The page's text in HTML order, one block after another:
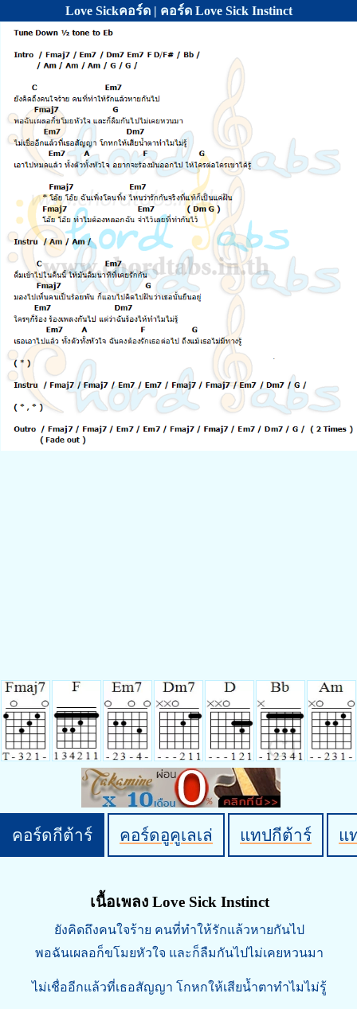
Love Sickคอร์ด | คอร์ด Love Sick Instinct
คอร์ดกีต้าร์ คอร์ดอูคูเลเล่ แทปกีต้าร์ แ
เนื้อเพลง Love Sick Instinct
ยังคิดถึงคนใจร้าย คนที่ทำให้รักแล้วหายกันไป
พอฉันเผลอก็ขโมยหัวใจ และก็ลืมกันไปไม่เคยหวนมา
ไม่เชื่ออีกแล้วที่เธอสัญญา โกหกให้เสียน้ำตาทำไมไม่รู้